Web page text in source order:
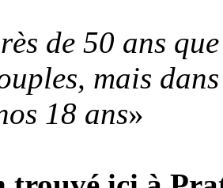
de 50 ans
mais
18 ans»